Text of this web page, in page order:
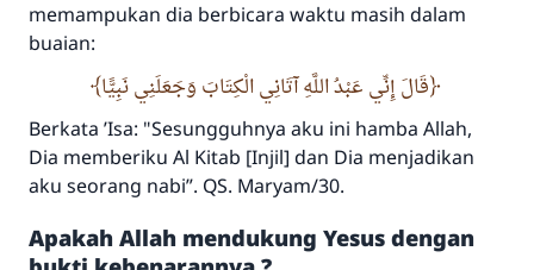
memampukan dia berbicara waktu masih dalam
buaian:
قَالَ إِنِّي عَبْدُ اللَّهِ آتَانِي الْكِتَابَ وَجَعَلَنِي نَبِيًّا
Berkata ’Isa: "Sesungguhnya aku ini hamba Allah,
Dia memberiku Al Kitab [Injil] dan Dia menjadikan
aku seorang nabi”. QS. Maryam/30.
Apakah Allah mendukung Yesus dengan